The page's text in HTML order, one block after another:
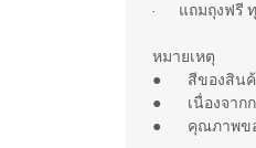
· แถมถุงฟรี
หมายเหตุ
● สีของสินค้า
● เนื่องจากกา
● คุณภาพของ